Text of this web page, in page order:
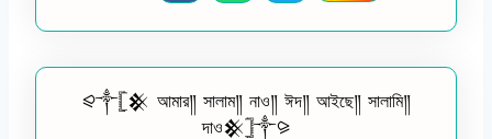
⪨༒𓊈𒆜 আমার༎ সালাম༎ নাও༎ ঈদ༎ আইছে༎ সালামি༎
দাও𒆜𓊉༒⪩